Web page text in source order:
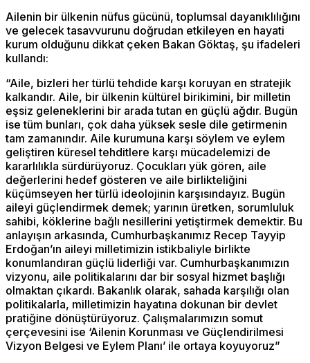
Ailenin bir ülkenin nüfus gücünü, toplumsal dayanıklılığını
ve gelecek tasavvurunu doğrudan etkileyen en hayati
kurum olduğunu dikkat çeken Bakan Göktaş, şu ifadeleri
kullandı:
“Aile, bizleri her türlü tehdide karşı koruyan en stratejik
kalkandır. Aile, bir ülkenin kültürel birikimini, bir milletin
eşsiz geleneklerini bir arada tutan en güçlü ağdır. Bugün
ise tüm bunları, çok daha yüksek sesle dile getirmenin
tam zamanındır. Aile kurumuna karşı söylem ve eylem
geliştiren küresel tehditlere karşı mücadelemizi de
kararlılıkla sürdürüyoruz. Çocukları yük gören, aile
değerlerini hedef gösteren ve aile birlikteliğini
küçümseyen her türlü ideolojinin karşısındayız. Bugün
aileyi güçlendirmek demek; yarının üretken, sorumluluk
sahibi, köklerine bağlı nesillerini yetiştirmek demektir. Bu
anlayışın arkasında, Cumhurbaşkanımız Recep Tayyip
Erdoğan’ın aileyi milletimizin istikbaliyle birlikte
konumlandıran güçlü liderliği var. Cumhurbaşkanımızın
vizyonu, aile politikalarını dar bir sosyal hizmet başlığı
olmaktan çıkardı. Bakanlık olarak, sahada karşılığı olan
politikalarla, milletimizin hayatına dokunan bir devlet
pratiğine dönüştürüyoruz. Çalışmalarımızın somut
çerçevesini ise ‘Ailenin Korunması ve Güçlendirilmesi
Vizyon Belgesi ve Eylem Planı’ ile ortaya koyuyoruz”